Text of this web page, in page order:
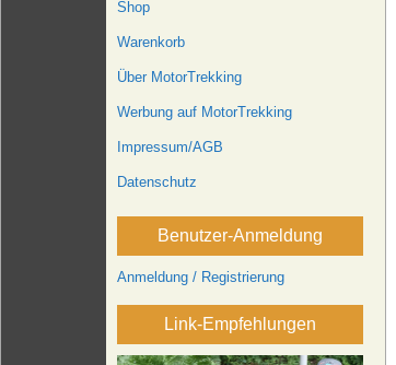
Shop
Warenkorb
Über MotorTrekking
Werbung auf MotorTrekking
Impressum/AGB
Datenschutz
Benutzer-Anmeldung
Anmeldung / Registrierung
Link-Empfehlungen